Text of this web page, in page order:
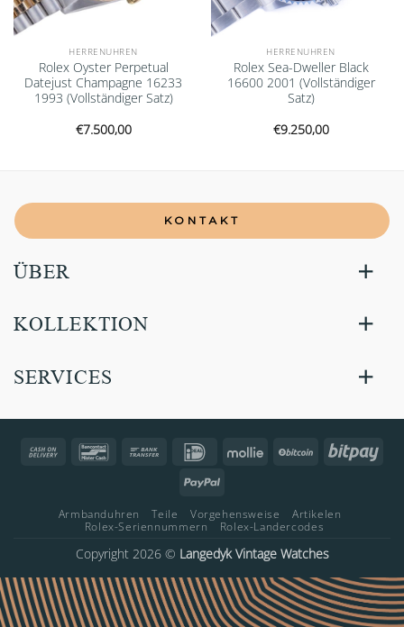
HERRENUHREN
Rolex Oyster Perpetual
Datejust Champagne 16233
1993 (Vollständiger Satz)
€7.500,00
HERRENUHREN
Rolex Sea-Dweller Black
16600 2001 (Vollständiger
Satz)
€9.250,00
KONTAKT
ÜBER
KOLLEKTION
SERVICES
Cash
Bancontact Bank
IDeal Mollie BitCoin
PayPal
Armbanduhren Teile Vorgehensweise
Artikelen
Rolex-Seriennummern
Rolex-Landercodes
Copyright 2026 © Langedyk Vintage Watches